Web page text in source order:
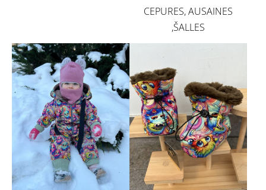
CEPURES, AUSAINES
,ŠALLES